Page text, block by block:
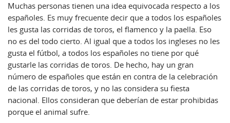
Muchas personas tienen una idea equivocada respecto a los
españoles. Es muy frecuente decir que a todos los españoles
les gusta las corridas de toros, el flamenco y la paella. Eso
no es del todo cierto. Al igual que a todos los ingleses no les
gusta el fútbol, a todos los españoles no tiene por qué
gustarle las corridas de toros. De hecho, hay un gran
número de españoles que están en contra de la celebración
de las corridas de toros, y no las considera su fiesta
nacional. Ellos consideran que deberían de estar prohibidas
porque el animal sufre.